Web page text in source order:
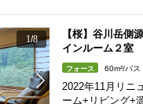
1/8
【桜】谷川岳側
インルーム２室
フォース 60m²/バ
2022年11月リニ
ーム+リビング+